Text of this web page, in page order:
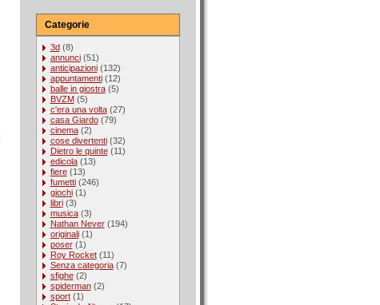
Categorie
3d(8)
annunci(51)
anticipazioni(132)
appuntamenti(12)
balle in giostra(5)
BVZM(5)
c'era una volta(27)
casa Giardo(79)
cinema(2)
cose divertenti(32)
Dietro le quinte(11)
edicola(13)
fiere(13)
fumetti(246)
giochi(1)
libri(3)
musica(3)
Nathan Never(194)
originali(1)
poser(1)
Roy Rocket(11)
Senza categoria(7)
sfighe(2)
spiderman(2)
sport(1)